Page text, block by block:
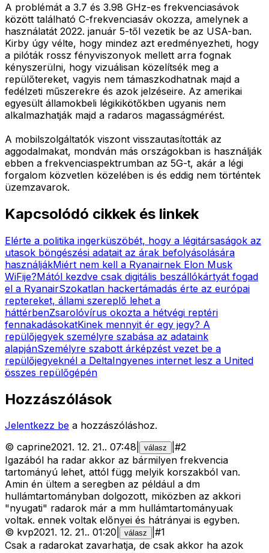
A problémát a 3.7 és 3.98 GHz-es frekvenciasávok
között található C-frekvenciasáv okozza, amelynek a
használatát 2022. január 5-től vezetik be az USA-ban.
Kirby úgy vélte, hogy mindez azt eredményezheti, hogy
a pilóták rossz fényviszonyok mellett arra fognak
kényszerülni, hogy vizuálisan közelítsék meg a
repülőtereket, vagyis nem támaszkodhatnak majd a
fedélzeti műszerekre és azok jelzéseire. Az amerikai
egyesült államokbeli légikikötőkben ugyanis nem
alkalmazhatják majd a radaros magasságmérést.
A mobilszolgáltatók viszont visszautasították az
aggodalmakat, mondván más országokban is használják
ebben a frekvenciaspektrumban az 5G-t, akár a légi
forgalom közvetlen közelében is és eddig nem történtek
üzemzavarok.
Kapcsolódó cikkek és linkek
Elérte a politika ingerküszöbét, hogy a légitársaságok az
utasok böngészési adatait az árak befolyásolására
használjákMiért nem kell a Ryanairnek Elon Musk
WiFije?Mától kezdve csak digitális beszállókártyát fogad
el a RyanairSzokatlan hackertámadás érte az európai
reptereket, állami szereplő lehet a
háttérbenZsarolóvírus okozta a hétvégi reptéri
fennakadásokatKinek mennyit ér egy jegy? A
repülőjegyek személyre szabása az adataink
alapjánSzemélyre szabott árképzést vezet be a
repülőjegyeknél a DeltaIngyenes internet lesz a United
összes repülőgépén
Hozzászólások
Jelentkezz be a hozzászóláshoz.
© caprine2021. 12. 21.. 07:48 válasz #2
Igazából ha radar akkor az bármilyen frekvencia
tartományú lehet, attól függ melyik korszakból van.
Amin én ültem a seregben az például a dm
hullámtartományban dolgozott, miközben az akkori
"nyugati" radarok már a mm hullámtartományuak
voltak. ennek voltak előnyei és hátrányai is egyben.
© kvp2021. 12. 21.. 01:20 válasz #1
Csak a radarokat zavarhatja, de csak akkor ha azok